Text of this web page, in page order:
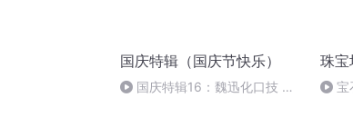
国庆特辑（国庆节快乐）
国庆特辑16：魏迅化口技 二
珠
宝